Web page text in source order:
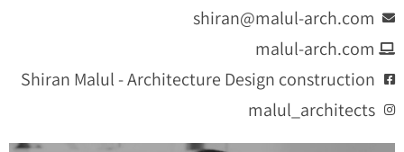
shiran@malul-arch.com
malul-arch.com
Shiran Malul - Architecture Design construction
malul_architects